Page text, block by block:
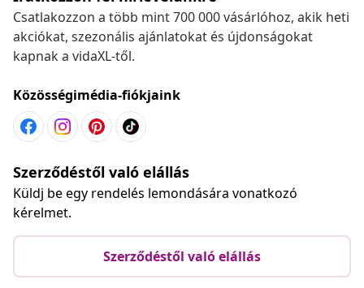
Csatlakozzon a több mint 700 000 vásárlóhoz, akik heti
akciókat, szezonális ajánlatokat és újdonságokat
kapnak a vidaXL-től.
Közösségimédia-fiókjaink
Szerződéstől való elállás
Küldj be egy rendelés lemondására vonatkozó
kérelmet.
Szerződéstől való elállás